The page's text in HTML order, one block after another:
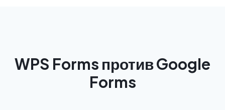
WPS Forms против Google
Forms